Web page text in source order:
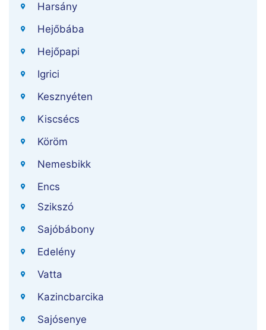
Harsány
Hejőbába
Hejőpapi
Igrici
Kesznyéten
Kiscsécs
Köröm
Nemesbikk
Encs
Szikszó
Sajóbábony
Edelény
Vatta
Kazincbarcika
Sajósenye